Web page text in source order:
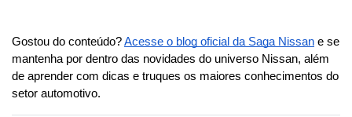
Gostou do conteúdo? Acesse o blog oficial da Saga Nissan e se
mantenha por dentro das novidades do universo Nissan, além
de aprender com dicas e truques os maiores conhecimentos do
setor automotivo.